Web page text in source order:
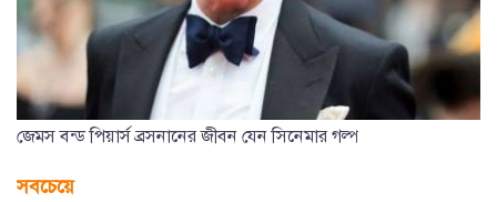
জেমস বন্ড পিয়ার্স ব্রসনানের জীবন যেন সিনেমার গল্প
সবচেয়ে